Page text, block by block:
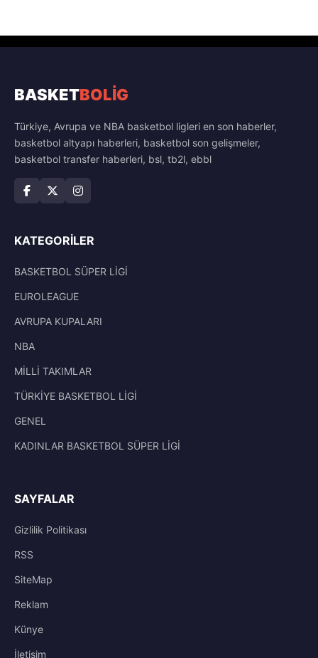
BASKETBOLİG
Türkiye, Avrupa ve NBA basketbol ligleri en son haberler,
basketbol altyapı haberleri, basketbol son gelişmeler,
basketbol transfer haberleri, bsl, tb2l, ebbl
KATEGORILER
BASKETBOL SÜPER LİGİ
EUROLEAGUE
AVRUPA KUPALARI
NBA
MİLLİ TAKIMLAR
TÜRKİYE BASKETBOL LİGİ
GENEL
KADINLAR BASKETBOL SÜPER LİGİ
SAYFALAR
Gizlilik Politikası
RSS
SiteMap
Reklam
Künye
İletisim